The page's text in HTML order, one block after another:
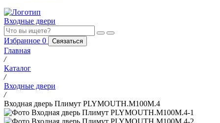
Входные двери
Избранное 0 Связаться
Главная
/
Каталог
/
Входные двери
/
Входная дверь Плимут PLYMOUTH.M100M.4